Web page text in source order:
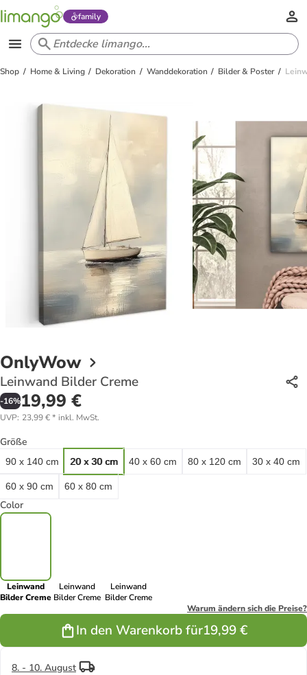
family
Shop Home & Living Dekoration Wanddekoration Bilder & Poster
OnlyWow
Leinwand Bilder Creme
-16%19,99 €
UVP: 23,99 €* inkl. MwSt.
Größe
90 x 140 cm 20 x 30 cm 40 x 60 cm 80 x 120 cm 30 x 40 cm
60 x 90 cm 60 x 80 cm
Color
Leinwand
Bilder Creme
Leinwand
Bilder Creme
Leinwand
Bilder Creme
Warum ändern sich die Preise?
In den Warenkorb für19,99 €
8. - 10. August